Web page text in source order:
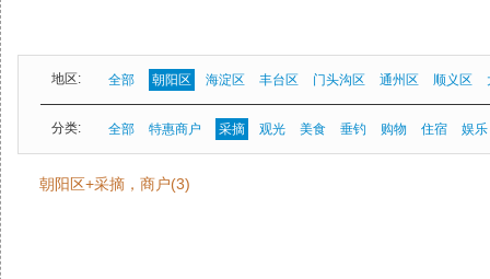
地区: 全部 朝阳区 海淀区 丰台区 门头沟区 通州区 顺义区
分类: 全部 特惠商户 采摘 观光 美食 垂钓 购物 住宿 娱乐
朝阳区+采摘，商户(3)